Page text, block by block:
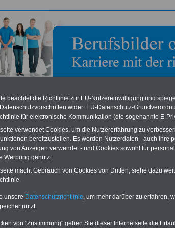
zum Ausbildungsberuf: Arzthelferin
,Gesundheit,Pflege
und Arzthelferinnen betreuen Sie Patienten in der
Ausbildung in den Arztpraxen lernt man z.B.:
beachtet die Richtlinie zur EU-Nutzereinwilligung und
wider: EU-Datenschutz-
für elektronische Kommunikation (die sogenannte E-
verwendet Cookies, um die Nutzererfahrung zu
bereitzustellen. Es werden Nutzerdaten - auch ihre
von Anzeigen verwendet - und Cookies sowohl für
Werbung genutzt.
macht Gebrauch von Cookies von Dritten, siehe dazu
unsere Datenschutzrichtlinie, um mehr darüber zu erfahren,
nutzt.
von "Zustimmung" geben Sie dieser Internetseite die